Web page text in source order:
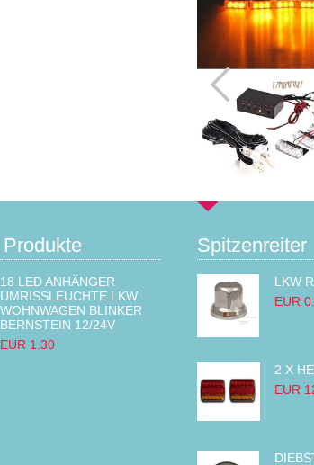
18 LED ANHÄNGER
UMRISSLEUCHTE LKW
WOHNWAGEN BLINKER
BERNSTEIN 12/24V
EUR 1.30
Spitzenreiter
EUR
EUR